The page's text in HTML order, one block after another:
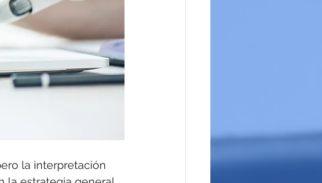
la interpretación